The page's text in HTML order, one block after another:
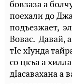
бовзаза а
поехали до
подъезжает,
Вовас. Давай,
тIе хIунда
со цкъа а
дIасавахана а